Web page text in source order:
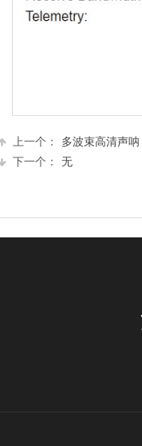
上一个：
多波束高清声呐
下一个：
无